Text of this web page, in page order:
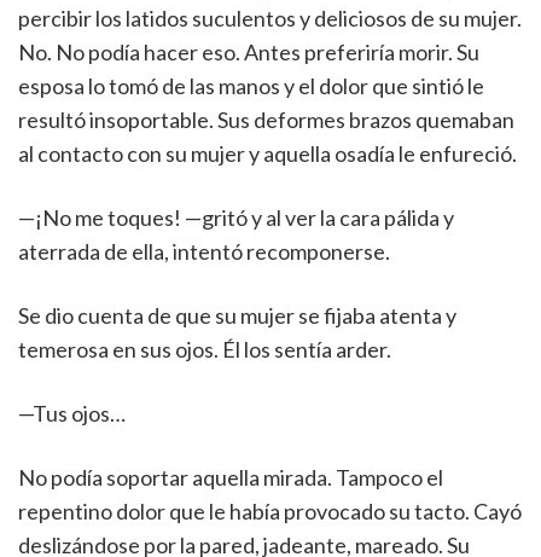
percibir los latidos suculentos y deliciosos de su mujer.
No. No podía hacer eso. Antes preferiría morir. Su
esposa lo tomó de las manos y el dolor que sintió le
resultó insoportable. Sus deformes brazos quemaban
al contacto con su mujer y aquella osadía le enfureció.
—¡No me toques! —gritó y al ver la cara pálida y
aterrada de ella, intentó recomponerse.
Se dio cuenta de que su mujer se fijaba atenta y
temerosa en sus ojos. Él los sentía arder.
—Tus ojos…
No podía soportar aquella mirada. Tampoco el
repentino dolor que le había provocado su tacto. Cayó
deslizándose por la pared, jadeante, mareado. Su